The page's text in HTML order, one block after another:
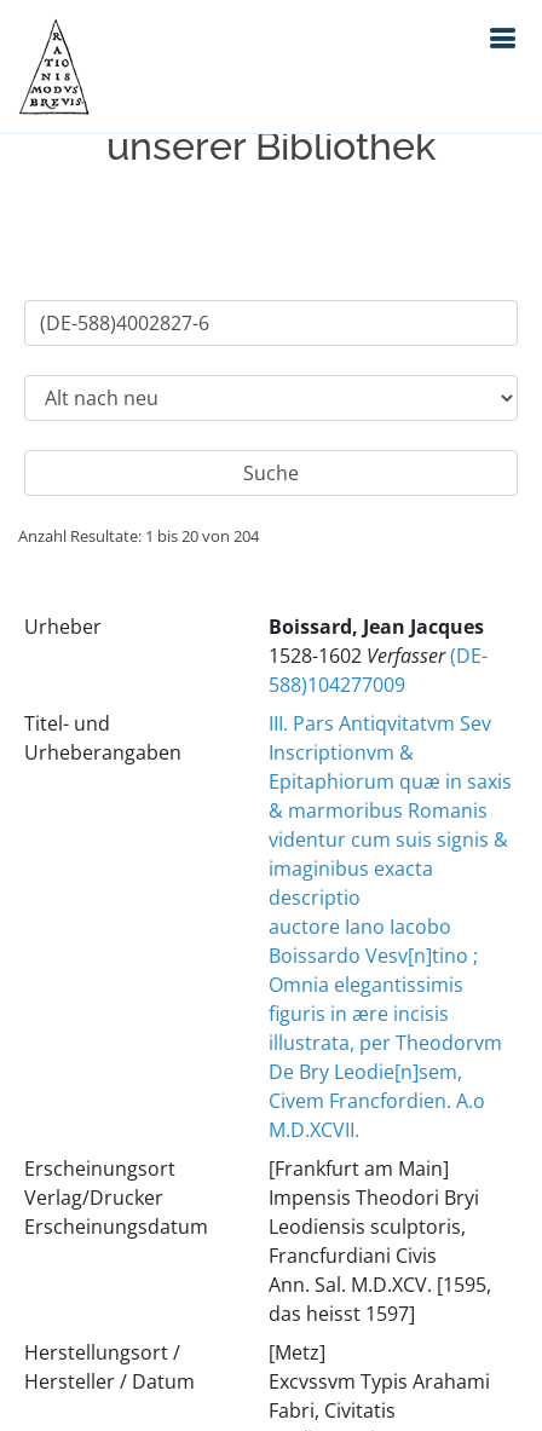
Einfache Suche im Bestand
unserer Bibliothek
Anzahl Resultate: 1 bis 20 von 204
Urheber
Boissard, Jean Jacques
1528-1602 Verfasser(DE-
588)104277009
Titel- und
Urheberangaben
III. Pars Antiqvitatvm Sev
Inscriptionvm &
Epitaphiorum quæ in saxis
& marmoribus Romanis
videntur cum suis signis &
imaginibus exacta
descriptio
auctore Iano Iacobo
Boissardo Vesv[n]tino ;
Omnia elegantissimis
figuris in ære incisis
illustrata, per Theodorvm
De Bry Leodie[n]sem,
Civem Francfordien. A.o
M.D.XCVII.
Erscheinungsort
Verlag/Drucker
Erscheinungsdatum
[Frankfurt am Main]
Impensis Theodori Bryi
Leodiensis sculptoris,
Francfurdiani Civis
Ann. Sal. M.D.XCV. [1595,
das heisst 1597]
Herstellungsort /
Hersteller / Datum
[Metz]
Excvssvm Typis Arahami
Fabri, Civitatis